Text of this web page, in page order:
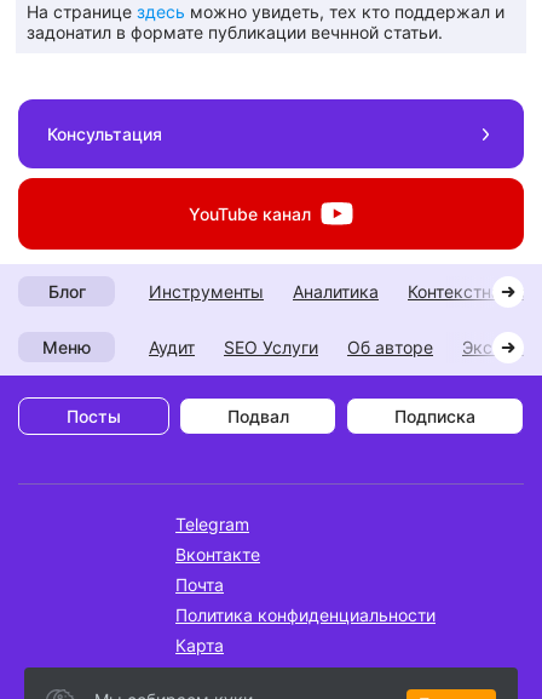
На странице здесь можно увидеть, тех кто поддержал и
задонатил в формате публикации вечнной статьи.
Консультация
YouTube канал
Блог инструменты аналитика контекстная
Меню Аудит SEO Услуги Об авторе
Посты Подвал Подписка
Telegram
Вконтакте
Почта
Политика конфиденциальности
Карта